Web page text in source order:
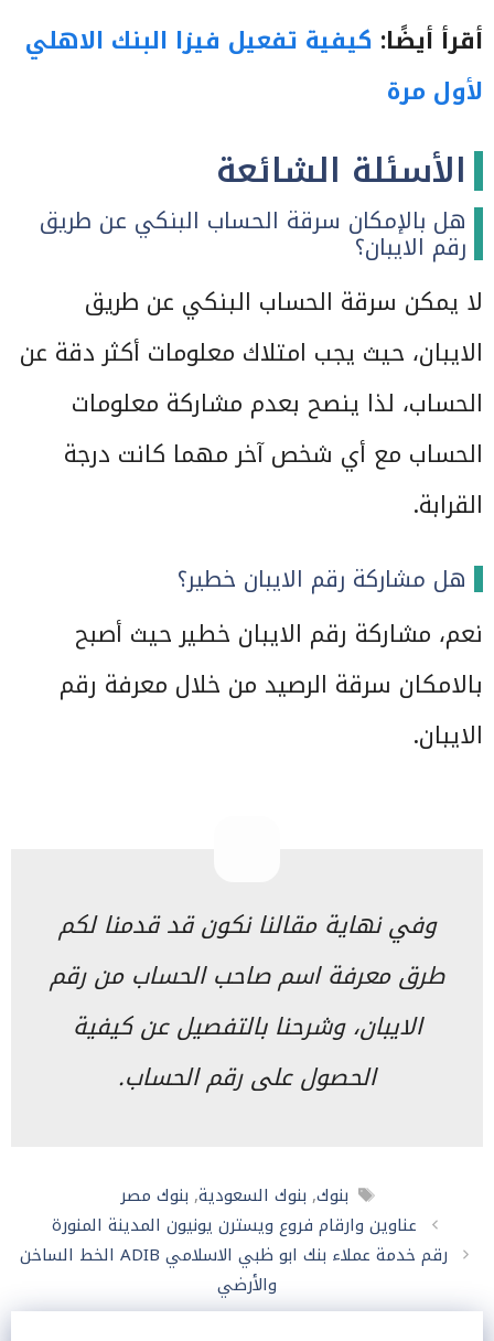
أقرأ أيضًا: كيفية تفعيل فيزا البنك الاهلي
لأول مرة
الأسئلة الشائعة
هل بالإمكان سرقة الحساب البنكي عن طريق
رقم الايبان؟
لا يمكن سرقة الحساب البنكي عن طريق
الايبان، حيث يجب امتلاك معلومات أكثر دقة عن
الحساب، لذا ينصح بعدم مشاركة معلومات
الحساب مع أي شخص آخر مهما كانت درجة
القرابة.
هل مشاركة رقم الايبان خطير؟
نعم، مشاركة رقم الايبان خطير حيث أصبح
بالامكان سرقة الرصيد من خلال معرفة رقم
الايبان.
وفي نهاية مقالنا نكون قد قدمنا لكم
طرق معرفة اسم صاحب الحساب من رقم
الايبان، وشرحنا بالتفصيل عن كيفية
الحصول على رقم الحساب.
الوسوم
بنوك, بنوك السعودية, بنوك مصر
عناوين وارقام فروع ويسترن يونيون المدينة المنورة
رقم خدمة عملاء بنك ابو ظبي الاسلامي ADIB الخط الساخن
والأرضي